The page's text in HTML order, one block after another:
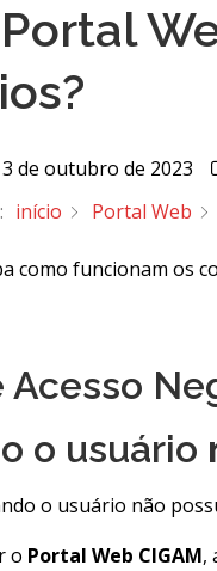
de outubro de 2023
início Portal Web
como funcionam os
Acesso
o usuário
o usuário não
o Portal Web CIGAM,